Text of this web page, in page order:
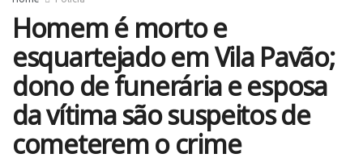
Homem é morto e
esquartejado em Vila Pavão;
dono de funerária e esposa
da vítima são suspeitos de
cometerem o crime